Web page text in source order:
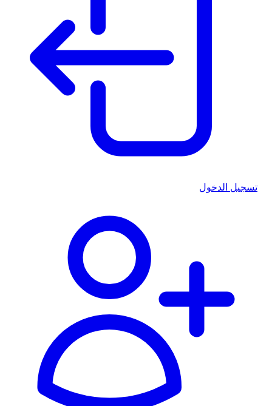
تسجيل الدخول